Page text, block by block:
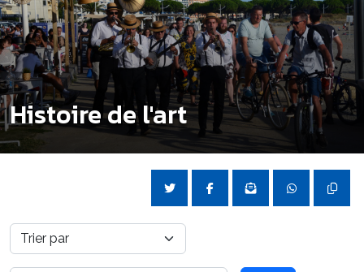
Histoire de l'art